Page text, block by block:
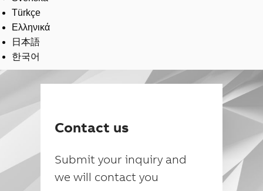
Türkçe
Ελληνικά
日本語
한국어
Contact us
Submit your inquiry and
we will contact you